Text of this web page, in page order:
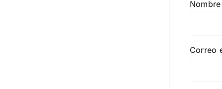
Nombre
Correo